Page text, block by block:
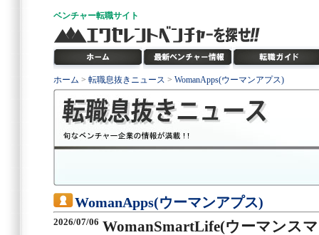
ベンチャー転職サイト
ホーム > 転職息抜きニュース > WomanApps(ウーマンアプス)
WomanApps(ウーマンアプス)
2026/07/06 WomanSmartLife(ウーマンス